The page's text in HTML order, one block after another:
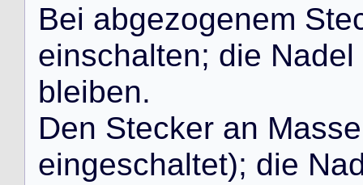
Bei abgezogenem Ste
einschalten; die Nadel
bleiben.
Den Stecker an Masse
eingeschaltet); die Na